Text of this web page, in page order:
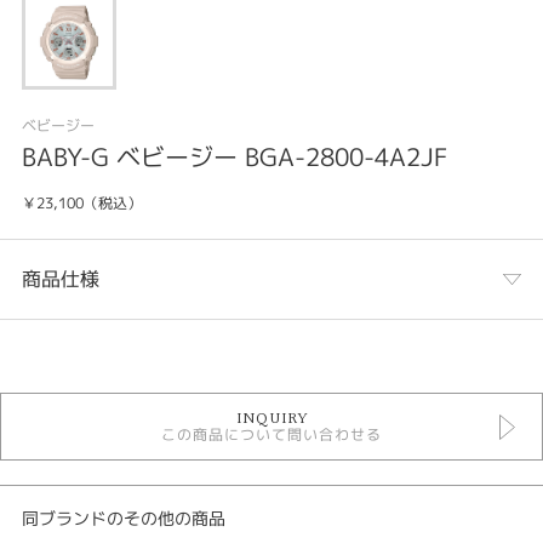
ベビージー
BABY-G ベビージー BGA-2800-4A2JF
￥23,100（税込）
商品仕様
レディースウォッチ
ソーラー電波
10気圧防水
ベビージー
レディース 腕時計
INQUIRY
この商品について問い合わせる
同ブランドのその他の商品